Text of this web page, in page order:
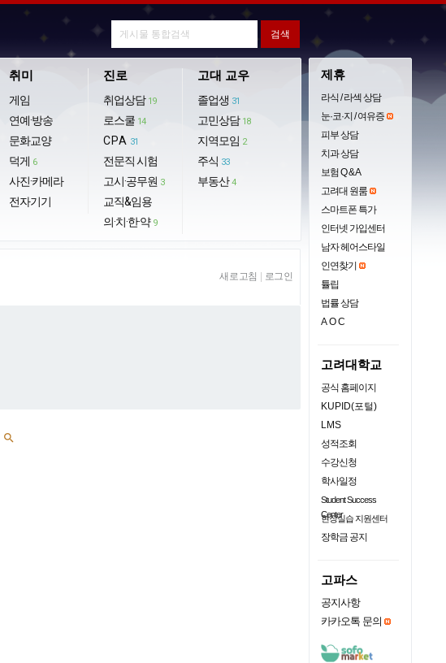
취미
게임
연예·방송
문화교양
덕게 6
사진·카메라
전자기기
진로
취업상담 19
로스쿨 14
CPA 31
전문직 시험
고시·공무원 3
교직&임용
의·치·한·약 9
고대 교우
졸업생 31
고민상담 18
지역모임 2
주식 33
부동산 4
새로고침 로그인

제휴
라식 / 라섹 상담
눈·코·지 / 여유증
피부 상담
치과 상담
보험 Q & A
고려대 원룸
스마트폰 특가
인터넷 가입센터
남자 헤어스타일
인연찾기
튤립
법률 상담
AOC
고려대학교
공식 홈페이지
KUPID(포털)
LMS
성적조회
수강신청
학사일정
Student Success
Center
현장실습 지원센터
장학금 공지
고파스
공지사항
카카오톡 문의